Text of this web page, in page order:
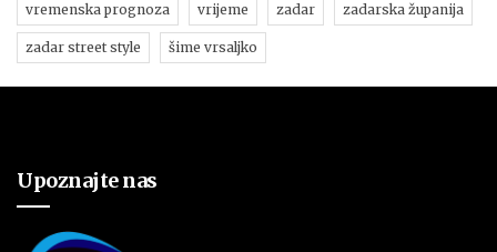
vremenska prognoza vrijeme zadar zadarska županija
zadar street style šime vrsaljko
Upoznajte nas